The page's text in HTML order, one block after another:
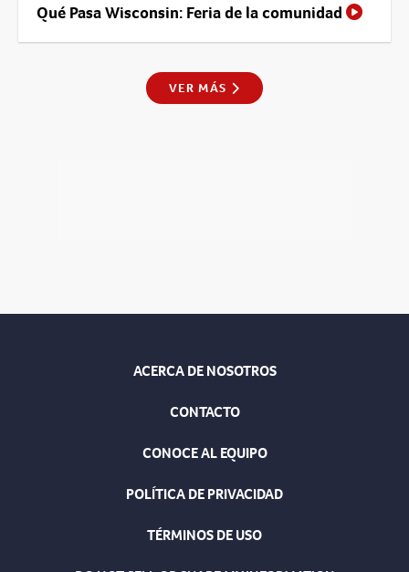
Qué Pasa Wisconsin: Feria de la comunidad
VER MÁS
ACERCA DE NOSOTROS
CONTACTO
CONOCE AL EQUIPO
POLÍTICA DE PRIVACIDAD
TÉRMINOS DE USO